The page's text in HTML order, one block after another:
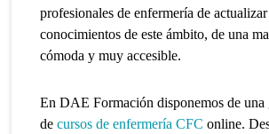
profesionales de enfermería de
conocimientos de este ámbito, de una
cómoda y muy accesible.
En DAE Formación disponemos de una
decursos de enfermería CFC online.